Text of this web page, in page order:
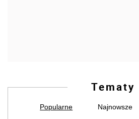
Tematy
Popularne Najnowsze